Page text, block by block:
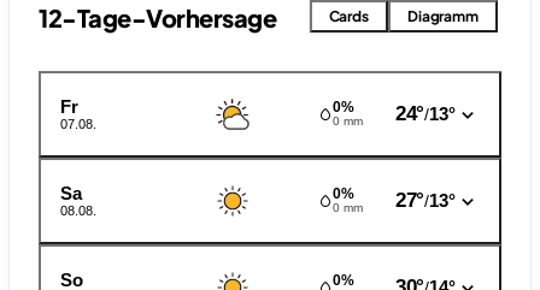
12-Tage-Vorhersage Cards Diagramm
Fr
07.08.
0%
0 mm 24°/13°
Sa
08.08.
0%
0 mm 27°/13°
So 0%